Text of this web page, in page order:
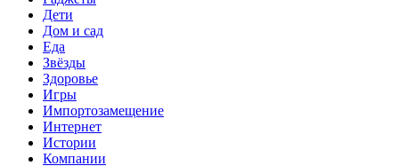
Дети
Дом и сад
Еда
Звёзды
Здоровье
Игры
Импортозамещение
Интернет
Истории
Компании